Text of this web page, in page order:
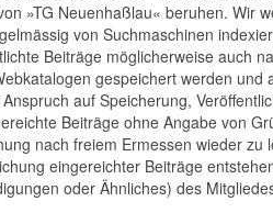
»TG Neuenhaßlau« beruhen. Wir
von Suchmaschinen
Beiträge möglicherweise auch
gespeichert werden und
auf Speicherung,
Beiträge ohne Angabe von
nach freiem Ermessen wieder zu
eingereichter Beiträge
oder Ähnliches) des